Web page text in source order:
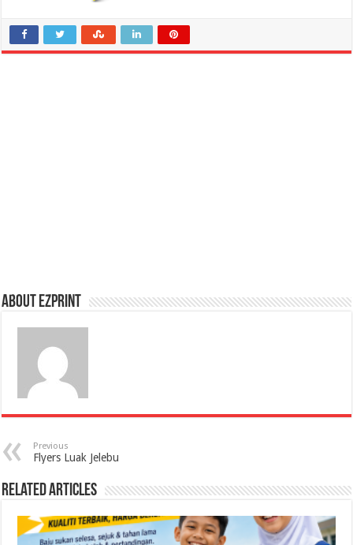
About Ezprint
Previous
Flyers Luak Jelebu
Related Articles